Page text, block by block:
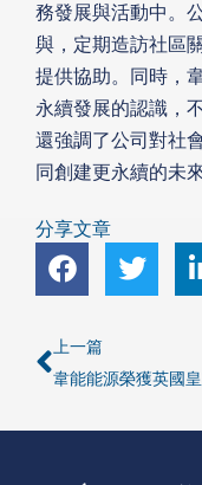
務發展與活動中。
與，定期造訪社區
提供協助。同時，
永續發展的認識，
還強調了公司對社
同創建更永續的未來
分享文章
上一篇